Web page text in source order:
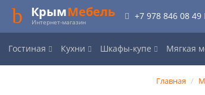
КрымМебель
Интернет-магазин
+7 978 846 08 49
Гостиная Кухни Шкафы-купе Мягкая
Главная